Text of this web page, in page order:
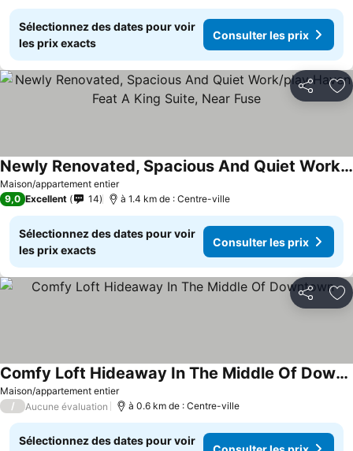
Sélectionnez des dates pour voir
les prix exacts
Consulter les prix
Partager
Maison/appartement entier
Newly Renovated, Spacious And Quiet Work/play Haven Feat A King Suite, Near Fuse
9,0 Excellent 14 à 1.4 km de : Centre-ville
Sélectionnez des dates pour voir
les prix exacts
Consulter les prix
Partager
Maison/appartement entier
Comfy Loft Hideaway In The Middle Of Downtown
/ Aucune évaluation à 0.6 km de : Centre-ville
Sélectionnez des dates pour voir